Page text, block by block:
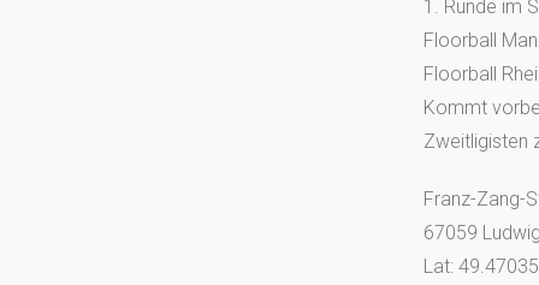
1. Runde im
Floorball
Floorball
Kommt
Zweitligisten
Franz-Zang-
67059
Lat: